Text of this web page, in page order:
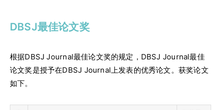
DBSJ最佳论文奖
根据DBSJ Journal最佳论文奖的规定，DBSJ Journal最佳
论文奖是授予在DBSJ Journal上发表的优秀论文。获奖论文
如下。